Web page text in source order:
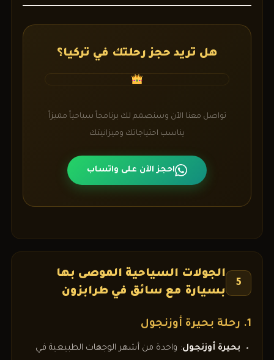
هل تريد حجز رحلتك في تركيا؟
تواصل معنا الآن وسنصمم لك برنامجاً سياحياً مميزاً
يناسب احتياجاتك وميزانيتك
احجز الآن على واتساب
5
الجولات السياحية الموصى بها
بسيارة مع سائق في طرابزون
1. رحلة بحيرة أوزنجول
بحيرة أوزنجول: واحدة من أشهر الوجهات الطبيعية في